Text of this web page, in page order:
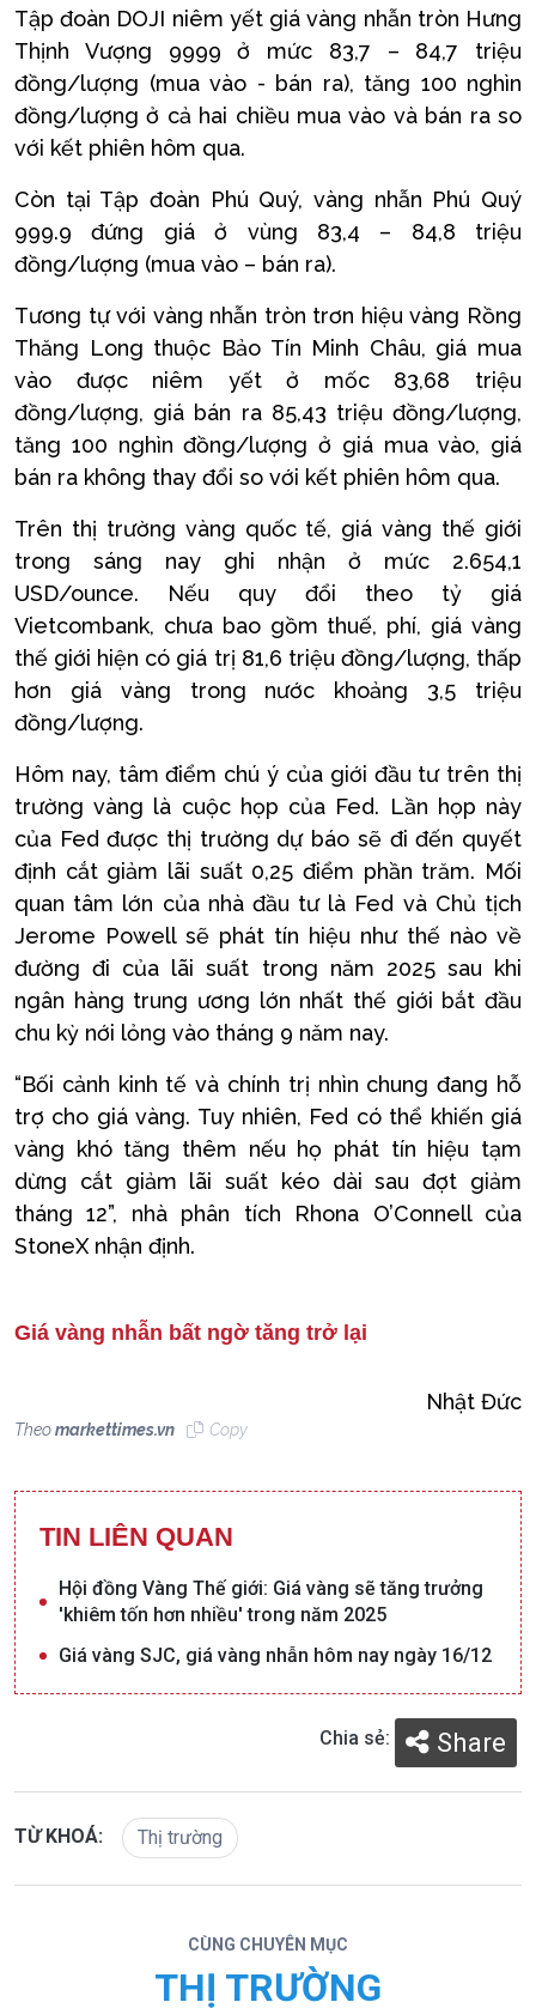
Tập đoàn DOJI niêm yết giá vàng nhẫn tròn Hưng
Thịnh Vượng 9999 ở mức 83,7 – 84,7 triệu
đồng/lượng (mua vào - bán ra), tăng 100 nghìn
đồng/lượng ở cả hai chiều mua vào và bán ra so
với kết phiên hôm qua.
Còn tại Tập đoàn Phú Quý, vàng nhẫn Phú Quý
999.9 đứng giá ở vùng 83,4 – 84,8 triệu
đồng/lượng (mua vào – bán ra).
Tương tự với vàng nhẫn tròn trơn hiệu vàng Rồng
Thăng Long thuộc Bảo Tín Minh Châu, giá mua
vào được niêm yết ở mốc 83,68 triệu
đồng/lượng, giá bán ra 85,43 triệu đồng/lượng,
tăng 100 nghìn đồng/lượng ở giá mua vào, giá
bán ra không thay đổi so với kết phiên hôm qua.
Trên thị trường vàng quốc tế, giá vàng thế giới
trong sáng nay ghi nhận ở mức 2.654,1
USD/ounce. Nếu quy đổi theo tỷ giá
Vietcombank, chưa bao gồm thuế, phí, giá vàng
thế giới hiện có giá trị 81,6 triệu đồng/lượng, thấp
hơn giá vàng trong nước khoảng 3,5 triệu
đồng/lượng.
Hôm nay, tâm điểm chú ý của giới đầu tư trên thị
trường vàng là cuộc họp của Fed. Lần họp này
của Fed được thị trường dự báo sẽ đi đến quyết
định cắt giảm lãi suất 0,25 điểm phần trăm. Mối
quan tâm lớn của nhà đầu tư là Fed và Chủ tịch
Jerome Powell sẽ phát tín hiệu như thế nào về
đường đi của lãi suất trong năm 2025 sau khi
ngân hàng trung ương lớn nhất thế giới bắt đầu
chu kỳ nới lỏng vào tháng 9 năm nay.
“Bối cảnh kinh tế và chính trị nhìn chung đang hỗ
trợ cho giá vàng. Tuy nhiên, Fed có thể khiến giá
vàng khó tăng thêm nếu họ phát tín hiệu tạm
dừng cắt giảm lãi suất kéo dài sau đợt giảm
tháng 12”, nhà phân tích Rhona O’Connell của
StoneX nhận định.
Giá vàng nhẫn bất ngờ tăng trở lại
Nhật Đức
Theomarkettimes.vn Copy
TIN LIÊN QUAN
Hội đồng Vàng Thế giới: Giá vàng sẽ tăng trưởng
'khiêm tốn hơn nhiều' trong năm 2025
Giá vàng SJC, giá vàng nhẫn hôm nay ngày 16/12
Chia sẻ: Share
TỪ KHOÁ: Thị trường
CÙNG CHUYÊN MỤC
THỊ TRƯỜNG